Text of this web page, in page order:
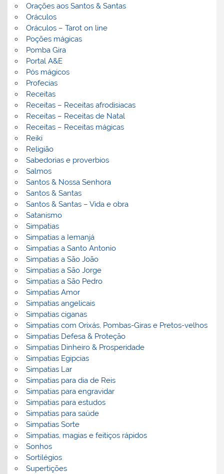
Orações aos Santos & Santas
Oráculos
Oráculos – Tarot on line
Poções mágicas
Pomba Gira
Portal A&E
Pós mágicos
Profecias
Receitas
Receitas – Receitas afrodisiacas
Receitas – Receitas de Natal
Receitas – Receitas mágicas
Reiki
Religião
Sabedorias e proverbios
Salmos
Santos & Nossa Senhora
Santos & Santas
Santos & Santas – Vida e obra
Satanismo
Simpatias
Simpatias a Iemanjá
Simpatias a Santo Antonio
Simpatias a São João
Simpatias a São Jorge
Simpatias a São Pedro
Simpatias Amor
Simpatias angelicais
Simpatias ciganas
Simpatias com Orixás, Pombas-Giras e Pretos-velhos
Simpatias Defesa & Proteção
Simpatias Dinheiro & Prosperidade
Simpatias Egipcias
Simpatias Lar
Simpatias para dia de Reis
Simpatias para engravidar
Simpatias para estudos
Simpatias para saúde
Simpatias Sorte
Simpatias, magias e feitiços rápidos
Sonhos
Sortilégios
Supertições